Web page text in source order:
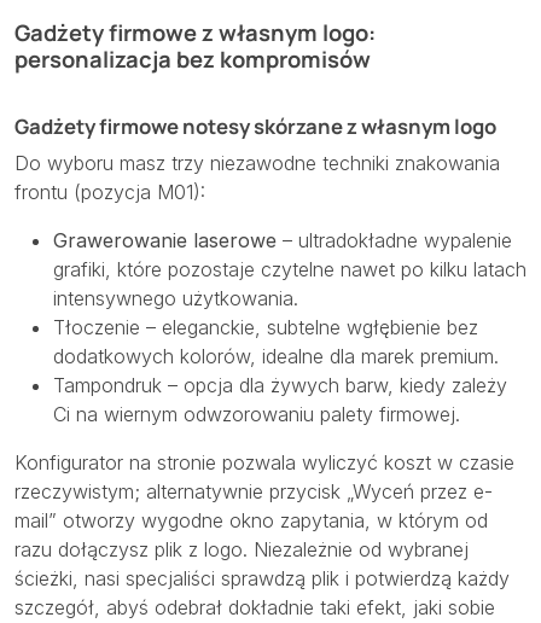
Gadżety firmowe z własnym logo:
personalizacja bez kompromisów
Gadżety firmowe notesy skórzane z własnym logo
Do wyboru masz trzy niezawodne techniki znakowania
frontu (pozycja M01):
Grawerowanie laserowe – ultradokładne wypalenie
grafiki, które pozostaje czytelne nawet po kilku latach
intensywnego użytkowania.
Tłoczenie – eleganckie, subtelne wgłębienie bez
dodatkowych kolorów, idealne dla marek premium.
Tampondruk – opcja dla żywych barw, kiedy zależy
Ci na wiernym odwzorowaniu palety firmowej.
Konfigurator na stronie pozwala wyliczyć koszt w czasie
rzeczywistym; alternatywnie przycisk „Wyceń przez e-
mail” otworzy wygodne okno zapytania, w którym od
razu dołączysz plik z logo. Niezależnie od wybranej
ścieżki, nasi specjaliści sprawdzą plik i potwierdzą każdy
szczegół, abyś odebrał dokładnie taki efekt, jaki sobie